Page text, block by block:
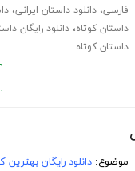
فارسی،دانلود داستان ایرانی،
داستان کوتاه،دانلود رایگان
داستان کوتاه
موضوع:دانلود رایگان